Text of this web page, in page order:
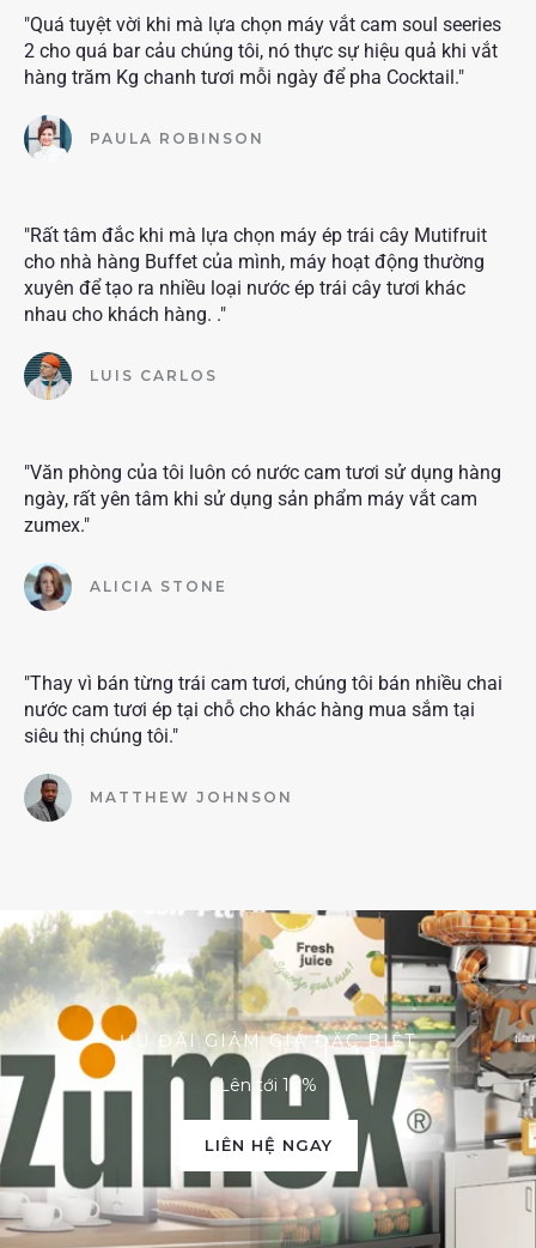
"Quá tuyệt vời khi mà lựa chọn máy vắt cam soul seeries
2 cho quá bar cảu chúng tôi, nó thực sự hiệu quả khi vắt
hàng trăm Kg chanh tươi mỗi ngày để pha Cocktail."
PAULA ROBINSON
"Rất tâm đắc khi mà lựa chọn máy ép trái cây Mutifruit
cho nhà hàng Buffet của mình, máy hoạt động thường
xuyên để tạo ra nhiều loại nước ép trái cây tươi khác
nhau cho khách hàng. ."
LUIS CARLOS
"Văn phòng của tôi luôn có nước cam tươi sử dụng hàng
ngày, rất yên tâm khi sử dụng sản phẩm máy vắt cam
zumex."
ALICIA STONE
"Thay vì bán từng trái cam tươi, chúng tôi bán nhiều chai
nước cam tươi ép tại chỗ cho khác hàng mua sắm tại
siêu thị chúng tôi."
MATTHEW JOHNSON
ƯU ĐÃI GIẢM GIÁ ĐẶC BIỆT
Lên tới 10%
LIÊN HỆ NGAY